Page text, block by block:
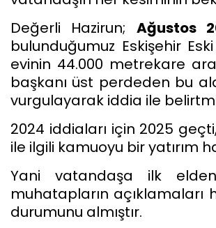
Değerli Hazirun; Ağustos
bulunduğumuz Eskişehir
evinin 44.000 metrekare
başkanı üst perdeden bu
vurgulayarak iddia ile
2024 iddiaları için 2025
ile ilgili kamuoyu bir yatırım
Yani vatandaşa ilk
muhatapların
durumunu almıştır.